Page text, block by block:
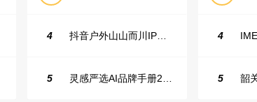
4 抖音户外山山而川IP整合营销方案
5 灵感严选AI品牌手册2025_9.0（下载原件更清晰）
4
5